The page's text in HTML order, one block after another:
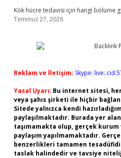
Kök hücre tedavisi için hangi bölüme
Temmuz 27, 2026
Reklam ve İletişim: Skype:
Yasal Uyarı: Bu internet sitesi,
veya şahıs şirketi ile hiçbir
Sitede yalnızca kendi
paylaşılmaktadır. Burada yer
taşımamakta olup, gerçek kurum
paylaşım yapılmamaktadır.
benzerlikleri tamamen
taslak halindedir ve tavsiye